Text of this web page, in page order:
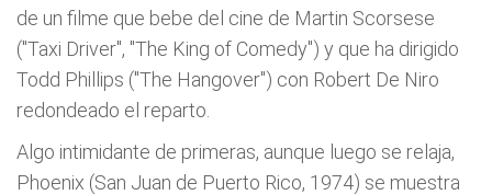
de un filme que bebe del cine de Martin Scorsese
("Taxi Driver", "The King of Comedy") y que ha dirigido
Todd Phillips ("The Hangover") con Robert De Niro
redondeado el reparto.
Algo intimidante de primeras, aunque luego se relaja,
Phoenix (San Juan de Puerto Rico, 1974) se muestra